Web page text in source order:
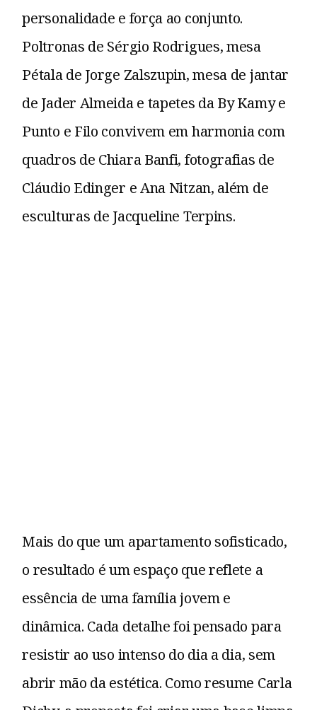
personalidade e força ao conjunto.
Poltronas de Sérgio Rodrigues, mesa
Pétala de Jorge Zalszupin, mesa de jantar
de Jader Almeida e tapetes da By Kamy e
Punto e Filo convivem em harmonia com
quadros de Chiara Banfi, fotografias de
Cláudio Edinger e Ana Nitzan, além de
esculturas de Jacqueline Terpins.
Mais do que um apartamento sofisticado,
o resultado é um espaço que reflete a
essência de uma família jovem e
dinâmica. Cada detalhe foi pensado para
resistir ao uso intenso do dia a dia, sem
abrir mão da estética. Como resume Carla